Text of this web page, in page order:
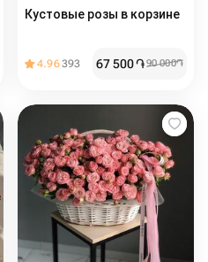
Кустовые розы в корзине
4.96393 67 500֏90 000֏